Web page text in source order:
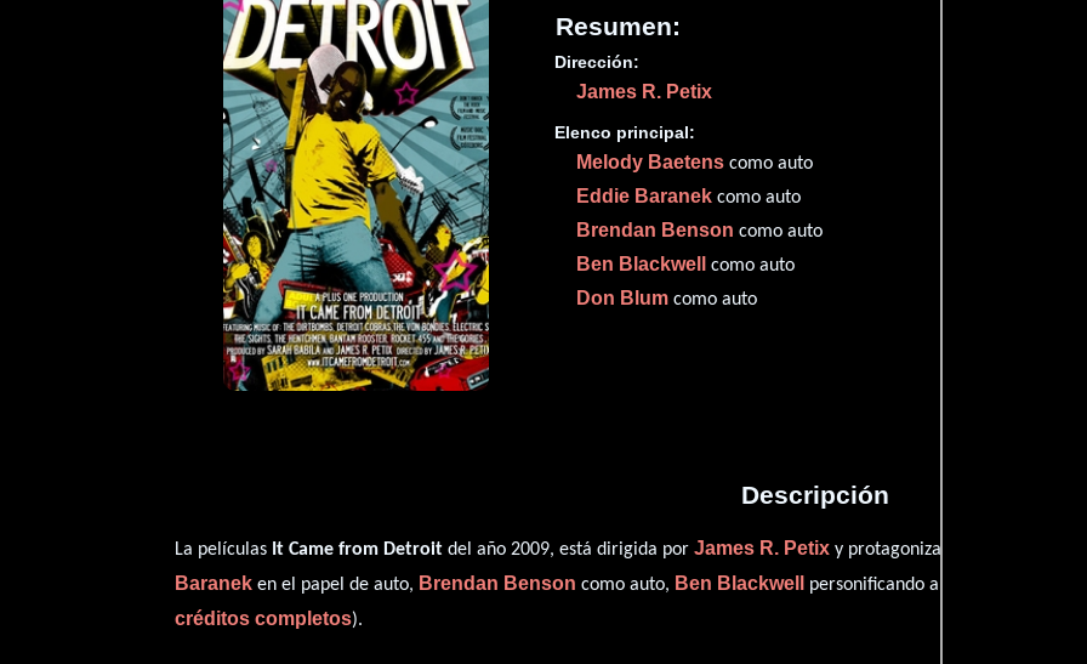
Resumen:
Dirección:
James R. Petix
Elenco principal:
Melody Baetens como auto
Eddie Baranek como auto
Brendan Benson como auto
Ben Blackwell como auto
Don Blum como auto
1h 27m
Descripción
La películas It Came from Detroit del año 2009, está dirigida porJames R. Petix y protagonizada por
Baranek en el papel de auto, Brendan Benson como auto, Ben Blackwell personificando a auto y
créditos completos).